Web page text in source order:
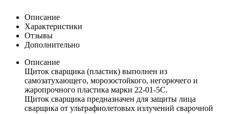
Описание
Характеристики
Отзывы
Дополнительно
Описание
Щиток сварщика (пластик) выполнен из
самозатухающего, морозостойкого, негорючего и
жаропрочного пластика марки 22-01-5С.
Щиток сварщика предназначен для защиты лица
сварщика от ультрафиолетовых излучений сварочной